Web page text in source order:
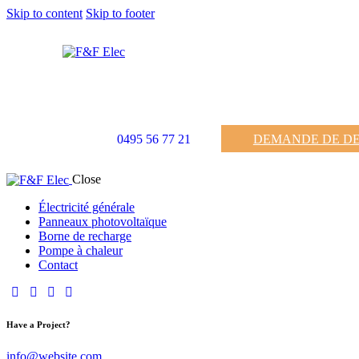
Skip to content Skip to footer
0495 56 77 21 DEMANDE DE
Close
Électricité générale
Panneaux photovoltaïque
Borne de recharge
Pompe à chaleur
Contact
Have a Project?
info@website.com